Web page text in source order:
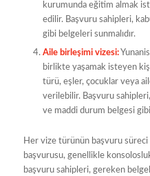
kurumunda eğitim almak
edilir. Başvuru sahipleri,
gibi belgeleri sunmalıdır.
Aile birleşimi vizesi:
birlikte yaşamak isteyen
türü, eşler, çocuklar veya
verilebilir. Başvuru
ve maddi durum belgesi
Her vize türünün başvuru süreci
başvurusu, genellikle
başvuru sahipleri, gereken